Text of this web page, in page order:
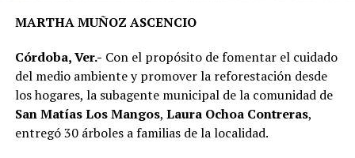
Comité de Obra,Antonio Herrera Llanos, recordó que
la pavimentación había sido solicitada desde hace varios
años por los habitantes de La Luz Palotal, por lo que
consideró que su ejecución mejorará las condiciones de
movilidad y seguridad para quienes diariamente utilizan
MARTHA MUÑOZ ASCENCIO
Córdoba, Ver.- Con el propósito de fomentar el cuidado
del medio ambiente y promover la reforestación desde
los hogares, la subagente municipal de la comunidad de
San Matías Los Mangos, Laura Ochoa Contreras,
entregó 30 árboles a familias de la localidad.